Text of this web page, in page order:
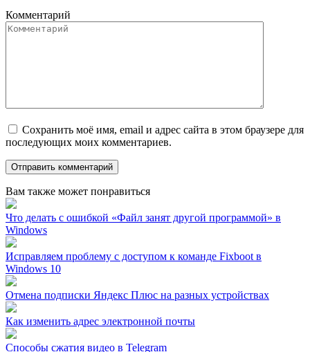
Комментарий
Сохранить моё имя, email и адрес сайта в этом браузере для
последующих моих комментариев.
Вам также может понравиться
Что делать с ошибкой «Файл занят другой программой» в
Windows
Исправляем проблему с доступом к команде Fixboot в
Windows 10
Отмена подписки Яндекс Плюс на разных устройствах
Как изменить адрес электронной почты
Способы сжатия видео в Telegram